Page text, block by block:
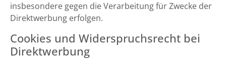
insbesondere gegen die Verarbeitung für Zwecke der
Direktwerbung erfolgen.
Cookies und Widerspruchsrecht bei
Direktwerbung